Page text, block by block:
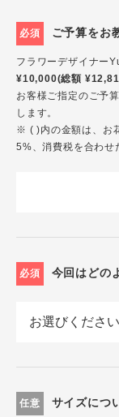
必須 ご予算をお
フラワーデザイナー
¥10,000(総額
お客様ご指定のご予
します。
※ ( )内の金額は、お
5%、消費税を合わせ
必須 今回はどの
任意
サイズにつ